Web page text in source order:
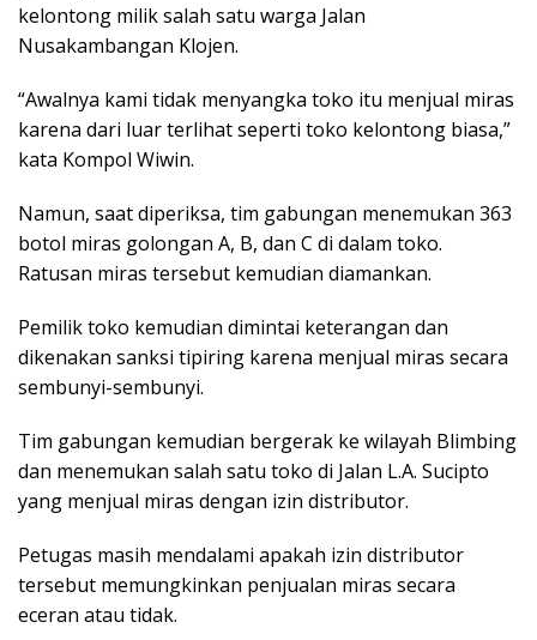
kelontong milik salah satu warga Jalan
Nusakambangan Klojen.
“Awalnya kami tidak menyangka toko itu menjual miras
karena dari luar terlihat seperti toko kelontong biasa,”
kata Kompol Wiwin.
Namun, saat diperiksa, tim gabungan menemukan 363
botol miras golongan A, B, dan C di dalam toko.
Ratusan miras tersebut kemudian diamankan.
Pemilik toko kemudian dimintai keterangan dan
dikenakan sanksi tipiring karena menjual miras secara
sembunyi-sembunyi.
Tim gabungan kemudian bergerak ke wilayah Blimbing
dan menemukan salah satu toko di Jalan L.A. Sucipto
yang menjual miras dengan izin distributor.
Petugas masih mendalami apakah izin distributor
tersebut memungkinkan penjualan miras secara
eceran atau tidak.